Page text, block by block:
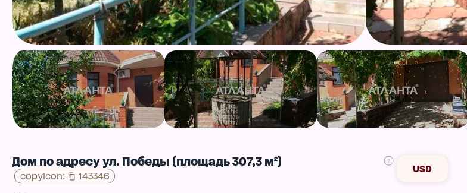
Дом по адресу ул. Победы (площадь 307,3 м²)
copyIcon: 143346
USD